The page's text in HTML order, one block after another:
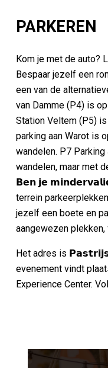
PARKEREN
Kom je met de auto?
Bespaar jezelf een
een van de
van Damme (P4) is
Station Veltem (P5)
parking aan Warot is
wandelen. P7
wandelen, maar met
𝗕𝗲𝗻 𝗷𝗲
terrein
jezelf een boete en
aangewezen
Het adres is
evenement vindt
Experience Center.